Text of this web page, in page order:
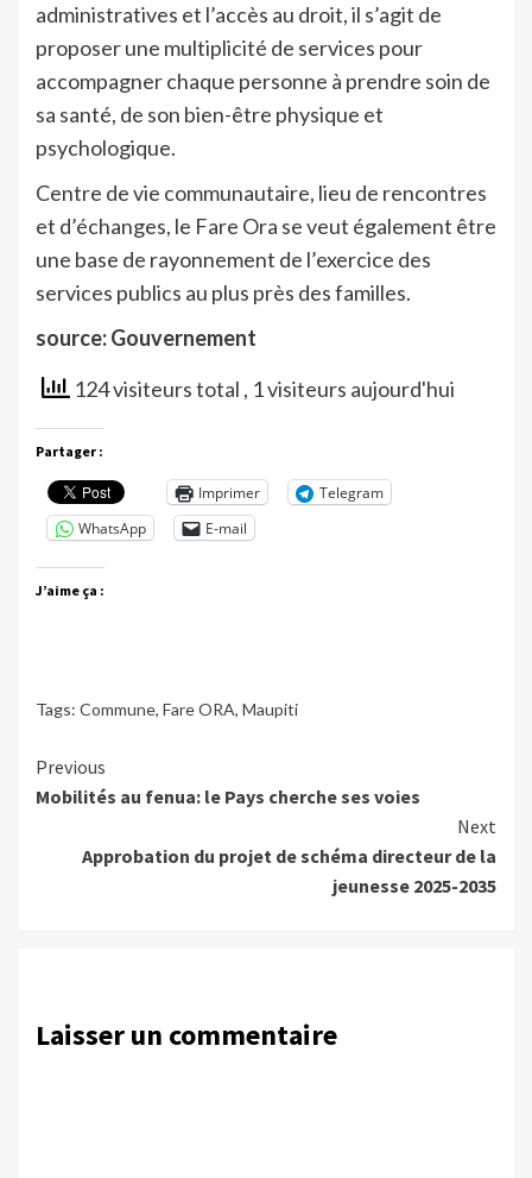
administratives et l’accès au droit, il s’agit de
proposer une multiplicité de services pour
accompagner chaque personne à prendre soin de
sa santé, de son bien-être physique et
psychologique.
Centre de vie communautaire, lieu de rencontres
et d’échanges, le Fare Ora se veut également être
une base de rayonnement de l’exercice des
services publics au plus près des familles.
source: Gouvernement
124 visiteurs total , 1 visiteurs aujourd'hui
Partager :
Imprimer
Telegram
WhatsApp
E-mail
J’aime ça :
Tags: Commune, Fare ORA, Maupiti
Continue
Reading
Previous
Mobilités au fenua: le Pays cherche ses voies
Next
Approbation du projet de schéma directeur de la
jeunesse 2025-2035
Laisser un commentaire